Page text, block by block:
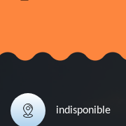
indisponible